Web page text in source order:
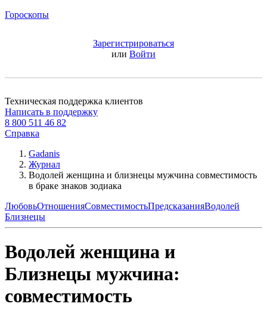
Гороскопы
Зарегистрироваться
или Войти
Техническая поддержка клиентов
Написать в поддержку
8 800 511 46 82
Справка
Gadanis
Журнал
Водолей женщина и близнецы мужчина совместимость
в браке знаков зодиака
ЛюбовьОтношенияСовместимостьПредсказанияВодолей
Близнецы
Водолей женщина и
Близнецы мужчина:
совместимость